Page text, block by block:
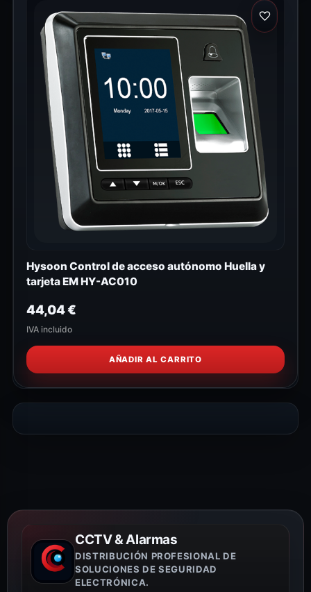
Hysoon Control de acceso autónomo Huella y
tarjeta EM HY-AC010
44,04€
IVA incluido
AÑADIR AL CARRITO
CCTV & Alarmas
DISTRIBUCIÓN PROFESIONAL DE
SOLUCIONES DE SEGURIDAD
ELECTRÓNICA.